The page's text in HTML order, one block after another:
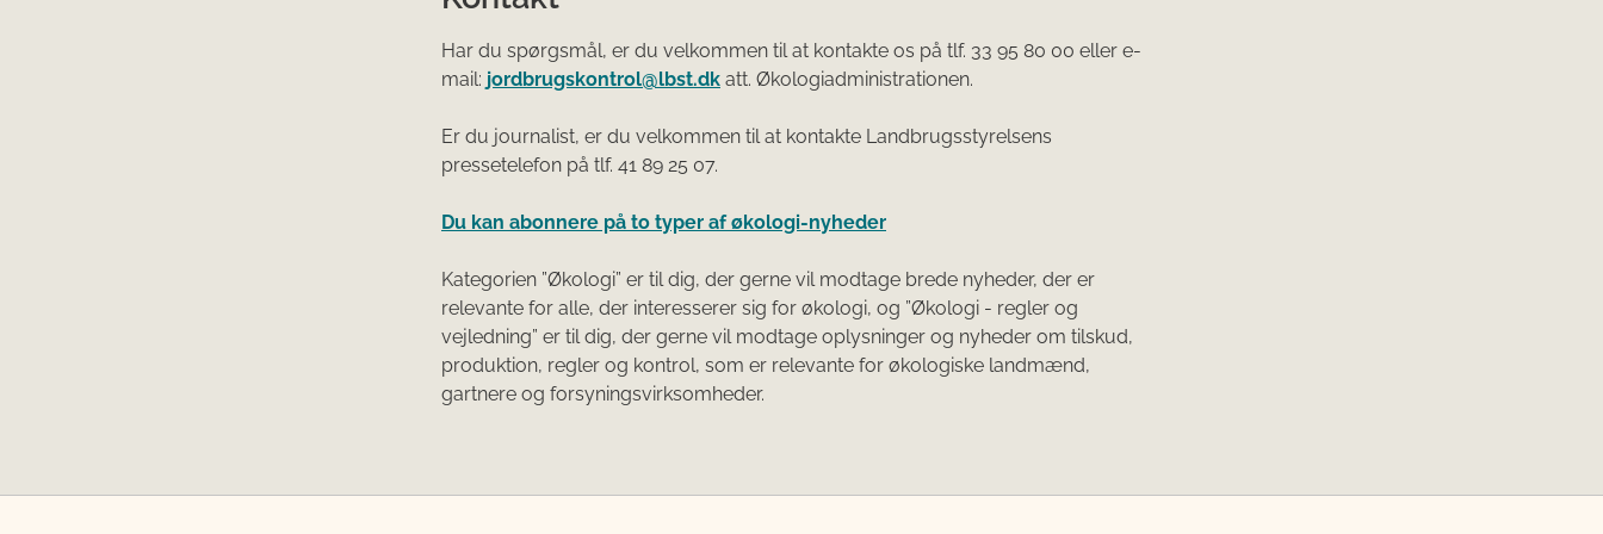
Har du spørgsmål, er du velkommen til at kontakte os på tlf. 33 95 80 00 eller e-
mail: jordbrugskontrol@lbst.dk att. Økologiadministrationen.
Er du journalist, er du velkommen til at kontakte Landbrugsstyrelsens
pressetelefon på tlf. 41 89 25 07.
Du kan abonnere på to typer af økologi-nyheder
Kategorien ”Økologi” er til dig, der gerne vil modtage brede nyheder, der er
relevante for alle, der interesserer sig for økologi, og ”Økologi - regler og
vejledning” er til dig, der gerne vil modtage oplysninger og nyheder om tilskud,
produktion, regler og kontrol, som er relevante for økologiske landmænd,
gartnere og forsyningsvirksomheder.